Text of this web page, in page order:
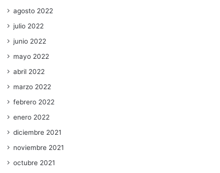
agosto 2022
julio 2022
junio 2022
mayo 2022
abril 2022
marzo 2022
febrero 2022
enero 2022
diciembre 2021
noviembre 2021
octubre 2021